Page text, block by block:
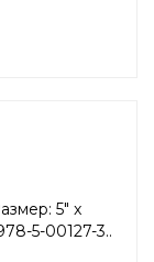
5" x
5-00127-3..